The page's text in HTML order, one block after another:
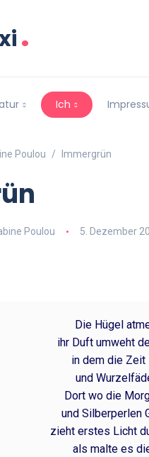
.
Ich
Poulou Immergrün
Poulou 5. Dezember
Die Hügel
ihr Duft umweht
in dem die Zeit
und
Dort wo die
und Silberperlen
zieht erstes Licht
als malte es